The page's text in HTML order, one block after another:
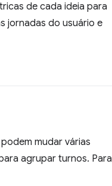
de cada ideia para
jornadas do usuário e
mudar várias
agrupar turnos. Para